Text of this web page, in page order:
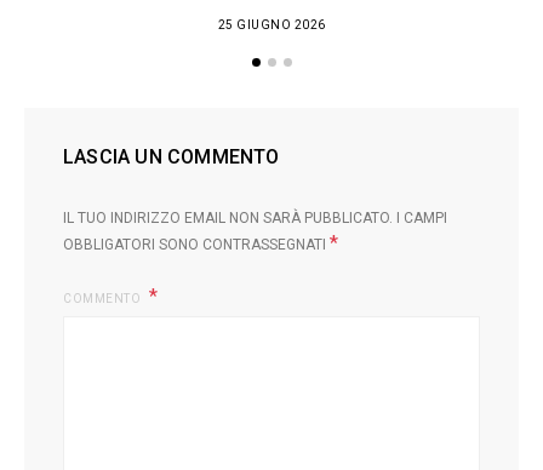
25 GIUGNO 2026
LASCIA UN COMMENTO
IL TUO INDIRIZZO EMAIL NON SARÀ PUBBLICATO. I CAMPI
OBBLIGATORI SONO CONTRASSEGNATI *
COMMENTO